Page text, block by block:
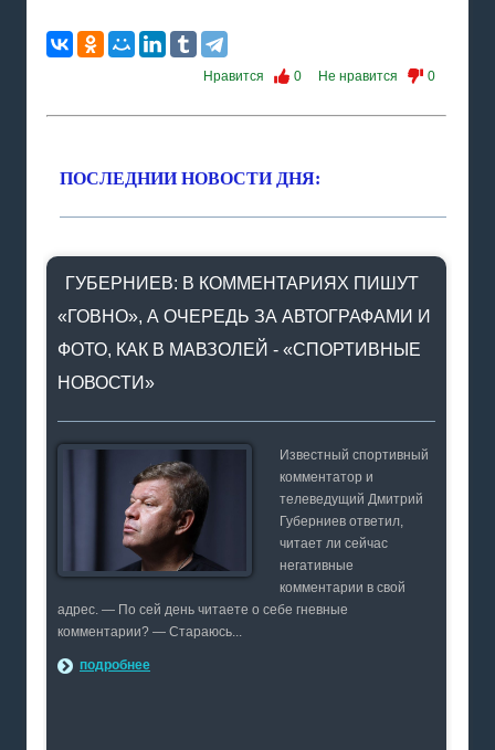
Нравится 0 Не нравится 0
ПОСЛЕДНИИ НОВОСТИ ДНЯ:
ГУБЕРНИЕВ: В КОММЕНТАРИЯХ ПИШУТ
«ГОВНО», А ОЧЕРЕДЬ ЗА АВТОГРАФАМИ И
ФОТО, КАК В МАВЗОЛЕЙ - «СПОРТИВНЫЕ
НОВОСТИ»
Известный спортивный
комментатор и
телеведущий Дмитрий
Губерниев ответил,
читает ли сейчас
негативные
комментарии в свой
адрес. — По сей день читаете о себе гневные
комментарии? — Стараюсь...
подробнее